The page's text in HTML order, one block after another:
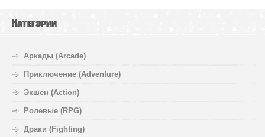
Категории
Аркады (Arcade)
Приключение (Adventure)
Экшен (Action)
Ролевые (RPG)
Драки (Fighting)